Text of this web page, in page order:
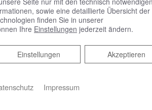
Gegebenheiten zu den
und bindende Kostenaufstellung
Hersteller
sowie eine detaillierte Übersicht der
finden Sie in unserer
Ihre Einstellungen jederzeit ändern.
Akzeptieren
Einstellungen
Impressum